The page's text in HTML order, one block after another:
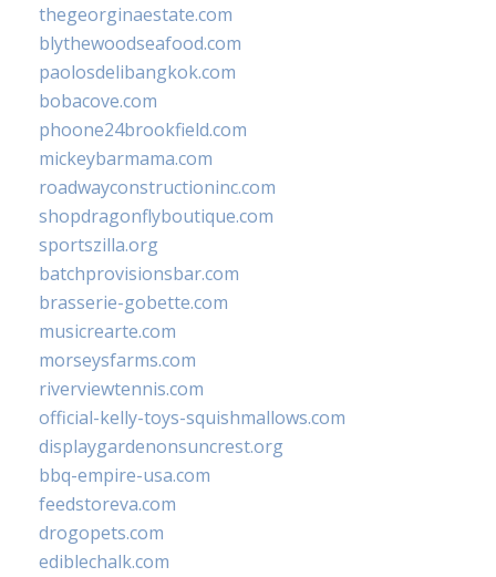
thegeorginaestate.com
blythewoodseafood.com
paolosdelibangkok.com
bobacove.com
phoone24brookfield.com
mickeybarmama.com
roadwayconstructioninc.com
shopdragonflyboutique.com
sportszilla.org
batchprovisionsbar.com
brasserie-gobette.com
musicrearte.com
morseysfarms.com
riverviewtennis.com
official-kelly-toys-squishmallows.com
displaygardenonsuncrest.org
bbq-empire-usa.com
feedstoreva.com
drogopets.com
ediblechalk.com